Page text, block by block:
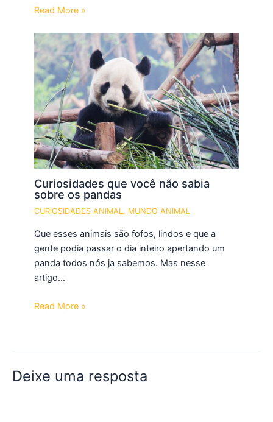
Read More »
Curiosidades que você não sabia
sobre os pandas
CURIOSIDADES ANIMAL, MUNDO ANIMAL
Que esses animais são fofos, lindos e que a
gente podia passar o dia inteiro apertando um
panda todos nós ja sabemos. Mas nesse
artigo…
Read More »
Deixe uma resposta